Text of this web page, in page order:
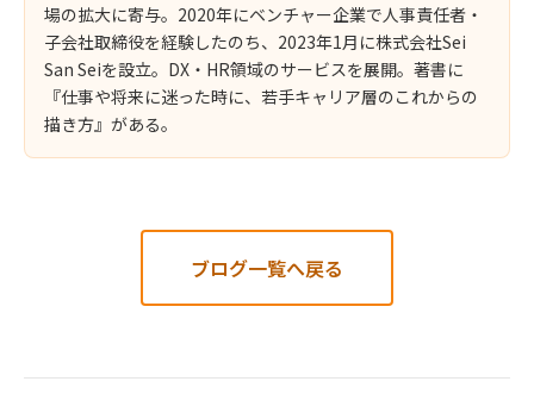
場の拡大に寄与。2020年にベンチャー企業で人事責任者・
子会社取締役を経験したのち、2023年1月に株式会社Sei
San Seiを設立。DX・HR領域のサービスを展開。著書に
『仕事や将来に迷った時に、若手キャリア層のこれからの
描き方』がある。
ブログ一覧へ戻る